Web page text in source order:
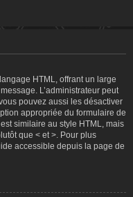
HTML, offrant un large
L’administrateur peut
pouvez aussi les désactiver
appropriée du formulaire de
similaire au style HTML, mais
que < et >. Pour plus
accessible depuis la page de